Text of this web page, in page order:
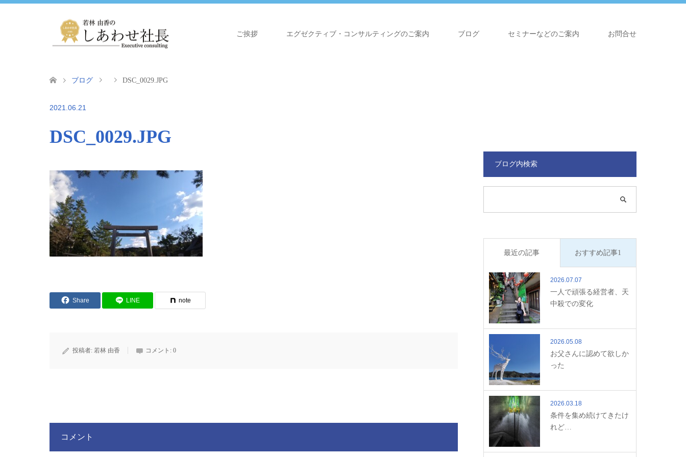
ご挨拶 エグゼクティブ・コンサルティングのご案内 ブログ セミナーなどのご案内 お問合せ
ブログ DSC_0029.JPG
2021.06.21
DSC_0029.JPG
Share LINE note
投稿者: 若林 由香 コメント: 0
コメント
ブログ内検索
最近の記事 おすすめ記事1
2026.07.07
一人で頑張る経営者、天
中殺での変化
2026.05.08
お父さんに認めて欲しか
った
2026.03.18
条件を集め続けてきたけ
れど…